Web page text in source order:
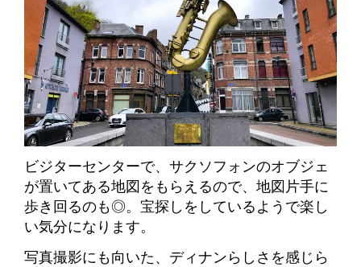
ビジターセンターで、サクソフォンのオブジェ
が置いてある地図をもらえるので、地図片手に
歩き回るのも◎。宝探しをしているようで楽し
い気分になります。
写真撮影にも向いた、ディナンらしさを感じら